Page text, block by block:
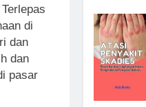
di
dan
dan
pasar